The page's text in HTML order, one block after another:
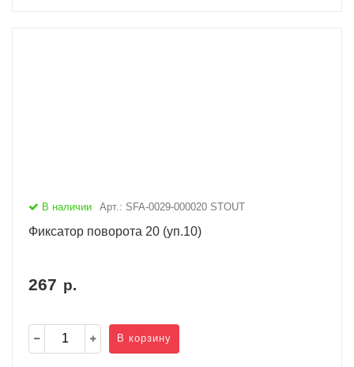
В наличии Арт.: SFA-0029-000020 STOUT
Фиксатор поворота 20 (уп.10)
267 р.
В корзину